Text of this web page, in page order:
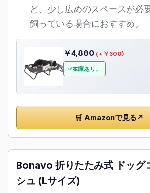
ど、少し広めのスペースが必
飼っている場合におすすめ。
￥4,880 (+￥300)
在庫あり。
🛒 Amazonで見る ↗
Bonavo 折りたたみ式 ドッグ
シュ (Lサイズ)